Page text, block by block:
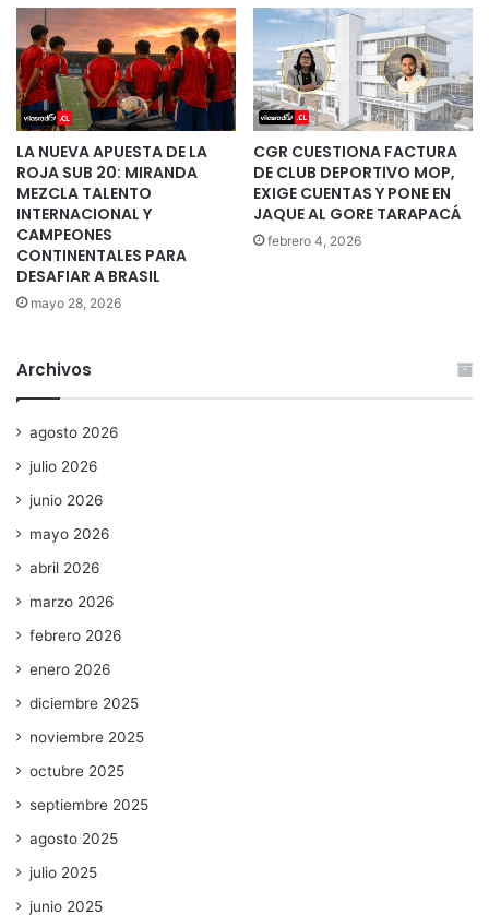
LA NUEVA APUESTA DE LA
ROJA SUB 20: MIRANDA
MEZCLA TALENTO
INTERNACIONAL Y
CAMPEONES
CONTINENTALES PARA
DESAFIAR A BRASIL
mayo 28, 2026
CGR CUESTIONA FACTURA
DE CLUB DEPORTIVO MOP,
EXIGE CUENTAS Y PONE EN
JAQUE AL GORE TARAPACÁ
febrero 4, 2026
Archivos
agosto 2026
julio 2026
junio 2026
mayo 2026
abril 2026
marzo 2026
febrero 2026
enero 2026
diciembre 2025
noviembre 2025
octubre 2025
septiembre 2025
agosto 2025
julio 2025
junio 2025